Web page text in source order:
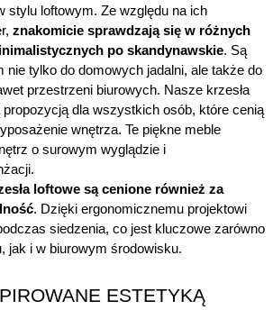
stylu loftowym. Ze względu na ich
znakomicie sprawdzają się w różnych
po skandynawskie. Są
nie tylko do domowych jadalni, ale także do
przestrzeni biurowych. Nasze krzesła
propozycją dla wszystkich osób, które cenią
wnętrza. Te piękne meble
o surowym wyglądzie i
loftowe są cenione również za
. Dzięki ergonomicznemu projektowi
siedzenia, co jest kluczowe zarówno
jak i w biurowym środowisku.
ESTETYKĄ